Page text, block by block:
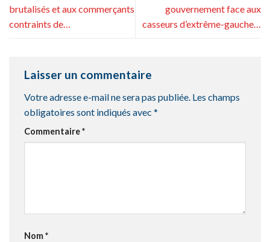
brutalisés et aux commerçants
contraints de…
gouvernement face aux
casseurs d’extrême-gauche…
Laisser un commentaire
Votre adresse e-mail ne sera pas publiée. Les champs
obligatoires sont indiqués avec *
Commentaire*
Nom*